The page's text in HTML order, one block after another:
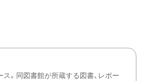
。同図書館が所蔵する図書、レポー